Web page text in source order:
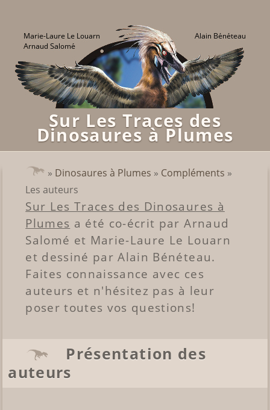
Sur Les Traces des
Dinosaures à Plumes
» Dinosaures à Plumes » Compléments »
Les auteurs
Sur Les Traces des Dinosaures à
Plumes a été co-écrit par Arnaud
Salomé et Marie-Laure Le Louarn
et dessiné par Alain Bénéteau.
Faites connaissance avec ces
auteurs et n'hésitez pas à leur
poser toutes vos questions!
Présentation des
auteurs